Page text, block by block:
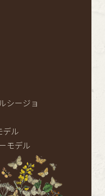
シージョ
デル
モデル